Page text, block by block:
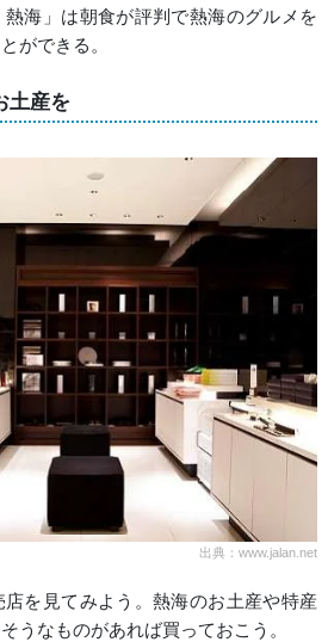
海」は朝食が評判で熱海のグルメを
ができる。
土産を
出典：www.jalan.net
を見てみよう。熱海のお土産や特産
うなものがあれば買っておこう。